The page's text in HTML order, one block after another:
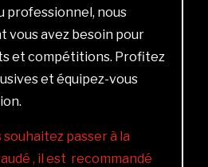
professionnel, nous
vous avez besoin pour
et compétitions. Profitez
et équipez-vous
passer à la
, il est recommandé